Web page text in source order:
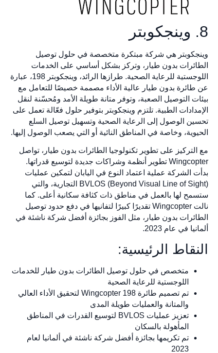
8. وينجكوبتر
وينجكوبتر هي شركة مبتكرة متخصصة في حلول توصيل
الطائرات بدون طيار، وتركز بشكل أساسي على الخدمات
اللوجستية للرعاية الصحية. طرازها الرائد، وينجكوبتر 198، عبارة
عن طائرة بدون طيار عالية الأداء مصممة خصيصًا للتعامل مع
بيئات التوصيل الصعبة، وتوفر متانة طويلة الأمد ومُحسّنة لنقل
الإمدادات الطبية. تلتزم وينجكوبتر بتوفير حلول فعّالة تعمل على
تحسين الوصول إلى الرعاية الصحية وتسهيل توصيل السلع
الحيوية، وخاصة في المناطق النائية أو التي يصعب الوصول إليها.
مع التركيز على تطوير تكنولوجيا الطائرات بدون طيار، تواصل
Wingcopter تطوير أنظمة وشراكات جديدة لتوسيع قدراتها.
بدأت الشركة عملية اعتماد النوع في اليابان لتمكين عمليات
BVLOS (Beyond Visual Line of Sight) التجارية، والتي
ستسمح لها بالعمل في مناطق ذات كثافة سكانية أعلى. كما
نالت Wingcopter تقديرًا كبيرًا لتفانيها في دفع حدود توصيل
الطائرات بدون طيار، مثل الفوز بجائزة أفضل شركة ناشئة في
ألمانيا في عام 2023.
النقاط الرئيسية:
متخصص في حلول توصيل الطائرات بدون طيار للخدمات
اللوجستية للرعاية الصحية
تم تصميم طائرة Wingcopter 198 لتحقيق الأداء العالي
والمتانة والعمليات طويلة المدى
تعزيز عمليات BVLOS لتوسيع القدرات في المناطق
المأهولة بالسكان
تم تكريمها بجائزة أفضل شركة ناشئة في ألمانيا لعام
2023